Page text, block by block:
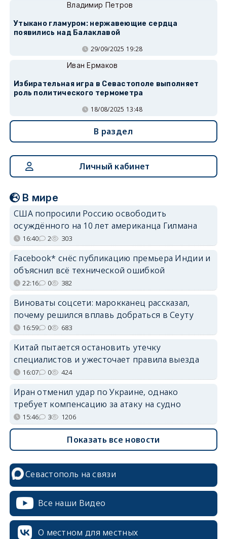
Владимир Петров
Утыкано гламуром: нержавеющие сердца
появились над Балаклавой
29/09/2025 19:28
Иван Ермаков
Избирательная игра в Севастополе выполняет
роль политического термометра
18/08/2025 13:48
В раздел
Личный кабинет
В мире
США попросили Россию освободить
осуждённого на 10 лет американца Гилмана
16:40 2 303
Facebook* снёс публикацию премьера Индии и
объяснил всё технической ошибкой
22:16 0 382
Виноваты соцсети: марокканец рассказал,
почему решился вплавь добраться в Сеуту
16:59 0 683
Китай пытается остановить утечку
специалистов и ужесточает правила выезда
16:07 0 424
Иран отменил удар по Украине, однако
требует компенсацию за атаку на судно
15:46 3 1206
Показать все новости
Севастополь на связи
Все наши Видео
О местном для местных